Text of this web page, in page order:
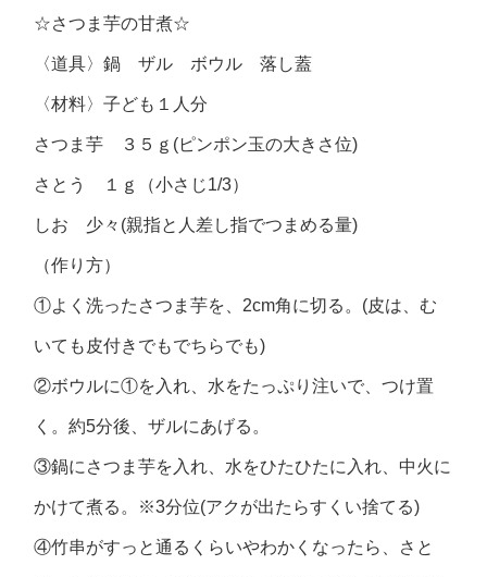
☆さつま芋の甘煮☆
〈道具〉鍋 ザル ボウル 落し蓋
〈材料〉子ども１人分
さつま芋 ３５ｇ(ピンポン玉の大きさ位)
さとう １ｇ（小さじ1/3）
しお 少々(親指と人差し指でつまめる量)
（作り方）
①よく洗ったさつま芋を、2cm角に切る。(皮は、む
いても皮付きでもでちらでも)
②ボウルに①を入れ、水をたっぷり注いで、つけ置
く。約5分後、ザルにあげる。
③鍋にさつま芋を入れ、水をひたひたに入れ、中火に
かけて煮る。※3分位(アクが出たらすくい捨てる)
④竹串がすっと通るくらいやわかくなったら、さと